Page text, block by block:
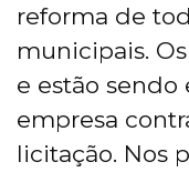
reforma de
municipais.
e estão sendo
empresa
licitação. Nos